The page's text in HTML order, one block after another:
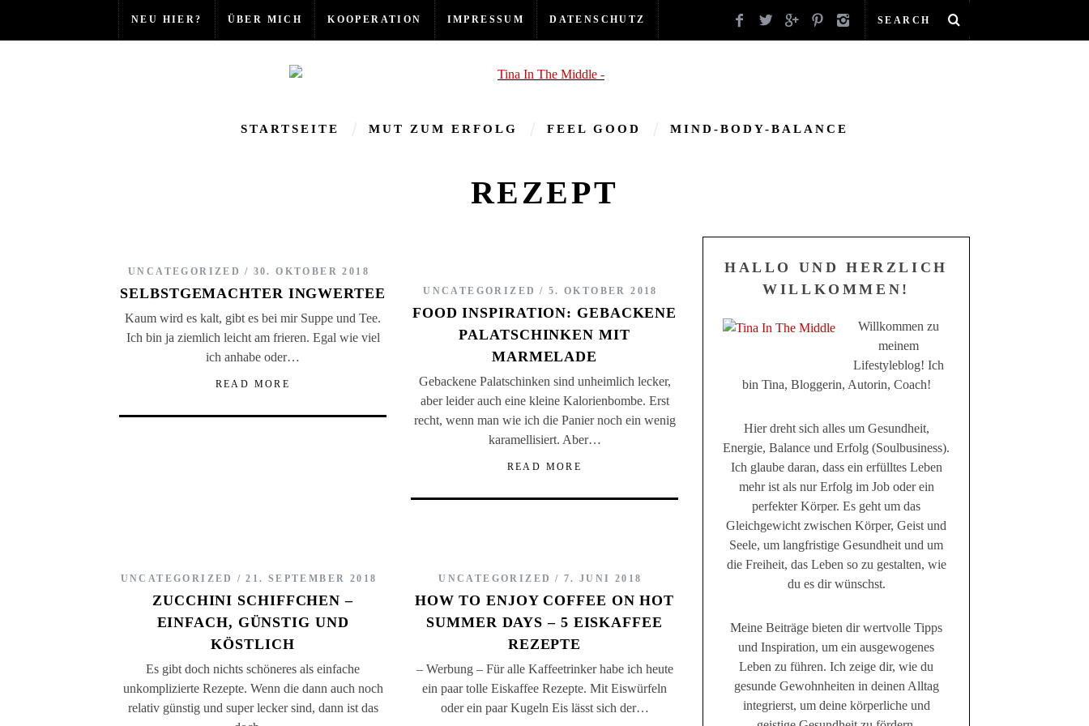
NEU HIER? ÜBER MICH KOOPERATION IMPRESSUM DATENSCHUTZ
STARTSEITE MUT ZUM ERFOLG FEEL GOOD MIND-BODY-BALANCE
REZEPT
UNCATEGORIZED 30. OKTOBER 2018
SELBSTGEMACHTER INGWERTEE
Kaum wird es kalt, gibt es bei mir Suppe und Tee.
Ich bin ja ziemlich leicht am frieren. Egal wie viel
ich anhabe oder…
READ MORE
UNCATEGORIZED 5. OKTOBER 2018
FOOD INSPIRATION: GEBACKENE
PALATSCHINKEN MIT
MARMELADE
Gebackene Palatschinken sind unheimlich lecker,
aber leider auch eine kleine Kalorienbombe. Erst
recht, wenn man wie ich die Panier noch ein wenig
karamellisiert. Aber…
READ MORE
UNCATEGORIZED 21. SEPTEMBER 2018
ZUCCHINI SCHIFFCHEN –
EINFACH, GÜNSTIG UND
KÖSTLICH
Es gibt doch nichts schöneres als einfache
unkomplizierte Rezepte. Wenn die dann auch noch
relativ günstig und super lecker sind, dann ist das
UNCATEGORIZED 7. JUNI 2018
HOW TO ENJOY COFFEE ON HOT
SUMMER DAYS – 5 EISKAFFEE
REZEPTE
– Werbung – Für alle Kaffeetrinker habe ich heute
ein paar tolle Eiskaffee Rezepte. Mit Eiswürfeln
oder ein paar Kugeln Eis lässt sich der…
HALLO UND HERZLICH
WILLKOMMEN!
Willkommen zu
meinem
Lifestyleblog! Ich
bin Tina, Bloggerin, Autorin, Coach!
Hier dreht sich alles um Gesundheit,
Energie, Balance und Erfolg (Soulbusiness).
Ich glaube daran, dass ein erfülltes Leben
mehr ist als nur Erfolg im Job oder ein
perfekter Körper. Es geht um das
Gleichgewicht zwischen Körper, Geist und
Seele, um langfristige Gesundheit und um
die Freiheit, das Leben so zu gestalten, wie
du es dir wünschst.
Meine Beiträge bieten dir wertvolle Tipps
und Inspiration, um ein ausgewogenes
Leben zu führen. Ich zeige dir, wie du
gesunde Gewohnheiten in deinen Alltag
integrierst, um deine körperliche und